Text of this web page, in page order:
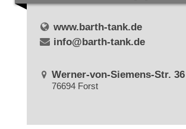
www.barth-tank.de
info@barth-tank.de
Werner-von-Siemens-Str. 36
76694 Forst